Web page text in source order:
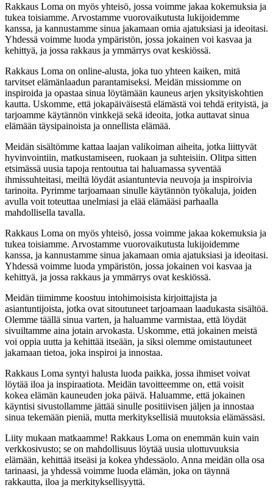
Rakkaus Loma on myös yhteisö, jossa voimme jakaa kokemuksia ja
tukea toisiamme. Arvostamme vuorovaikutusta lukijoidemme
kanssa, ja kannustamme sinua jakamaan omia ajatuksiasi ja ideoitasi.
Yhdessä voimme luoda ympäristön, jossa jokainen voi kasvaa ja
kehittyä, ja jossa rakkaus ja ymmärrys ovat keskiössä.
Rakkaus Loma on online-alusta, joka tuo yhteen kaiken, mitä
tarvitset elämänlaadun parantamiseksi. Meidän missiomme on
inspiroida ja opastaa sinua löytämään kauneus arjen yksityiskohtien
kautta. Uskomme, että jokapäiväisestä elämästä voi tehdä erityistä, ja
tarjoamme käytännön vinkkejä sekä ideoita, jotka auttavat sinua
elämään täysipainoista ja onnellista elämää.
Meidän sisältömme kattaa laajan valikoiman aiheita, jotka liittyvät
hyvinvointiin, matkustamiseen, ruokaan ja suhteisiin. Olitpa sitten
etsimässä uusia tapoja rentoutua tai haluamassa syventää
ihmissuhteitasi, meiltä löydät asiantuntevia neuvoja ja inspiroivia
tarinoita. Pyrimme tarjoamaan sinulle käytännön työkaluja, joiden
avulla voit toteuttaa unelmiasi ja elää elämääsi parhaalla
mahdollisella tavalla.
Rakkaus Loma on myös yhteisö, jossa voimme jakaa kokemuksia ja
tukea toisiamme. Arvostamme vuorovaikutusta lukijoidemme
kanssa, ja kannustamme sinua jakamaan omia ajatuksiasi ja ideoitasi.
Yhdessä voimme luoda ympäristön, jossa jokainen voi kasvaa ja
kehittyä, ja jossa rakkaus ja ymmärrys ovat keskiössä.
Meidän tiimimme koostuu intohimoisista kirjoittajista ja
asiantuntijoista, jotka ovat sitoutuneet tarjoamaan laadukasta sisältöä.
Olemme täällä sinua varten, ja haluamme varmistaa, että löydät
sivuiltamme aina jotain arvokasta. Uskomme, että jokainen meistä
voi oppia uutta ja kehittää itseään, ja siksi olemme omistautuneet
jakamaan tietoa, joka inspiroi ja innostaa.
Rakkaus Loma syntyi halusta luoda paikka, jossa ihmiset voivat
löytää iloa ja inspiraatiota. Meidän tavoitteemme on, että voisit
kokea elämän kauneuden joka päivä. Haluamme, että jokainen
käyntisi sivustollamme jättää sinulle positiivisen jäljen ja innostaa
sinua tekemään pieniä, mutta merkityksellisiä muutoksia elämässäsi.
Liity mukaan matkaamme! Rakkaus Loma on enemmän kuin vain
verkkosivusto; se on mahdollisuus löytää uusia ulottuvuuksia
elämään, kehittää itseäsi ja kokea yhdessäolo. Anna meidän olla osa
tarinaasi, ja yhdessä voimme luoda elämän, joka on täynnä
rakkautta, iloa ja merkityksellisyyttä.